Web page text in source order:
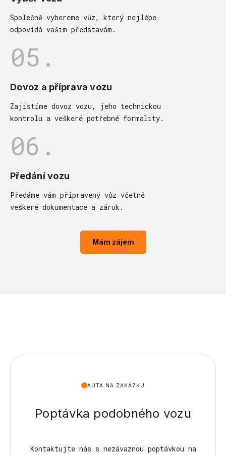
Společně vybereme vůz, který nejlépe
odpovídá vašim představám.
05.
Dovoz a příprava vozu
Zajistíme dovoz vozu, jeho technickou
kontrolu a veškeré potřebné formality.
06.
Předání vozu
Předáme vám připravený vůz včetně
veškeré dokumentace a záruk.
Mám zájem
AUTA NA ZAKÁZKU
Poptávka podobného vozu
Kontaktujte nás s nezávaznou poptávkou na